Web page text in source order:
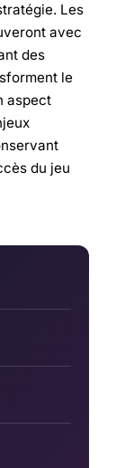
Les
avec
des
le
aspect
du jeu